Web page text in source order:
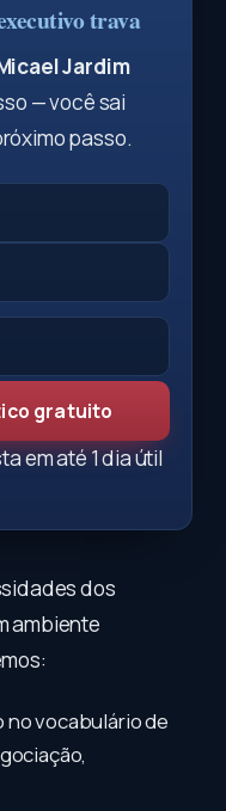
trava
Jardim
— você sai
passo.
gratuito
em até 1 dia útil
dos
ambiente
no vocabulário de